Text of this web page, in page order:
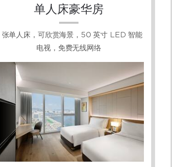
单人床豪华房
张单人床，可欣赏海景，50 英寸 LED 智能
电视，免费无线网络